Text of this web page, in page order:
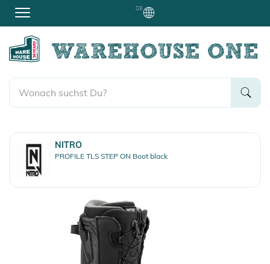
DE
NITRO
PROFILE TLS STEP ON Boot black